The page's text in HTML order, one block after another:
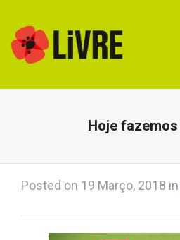
Hoje
Posted on 19 Março, 2018 in